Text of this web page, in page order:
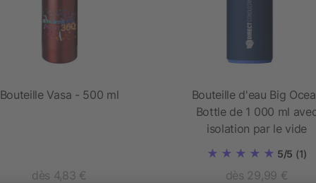
Bouteille Vasa - 500 ml
dès 4,83 €
Bouteille d'eau Big
Bottle de 1 000 ml
isolation par le vide
5/5 (1)
dès 29,99 €